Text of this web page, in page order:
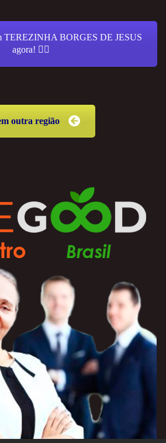
TEREZINHA BORGES DE JESUS
agora! 👍🏻
outra região